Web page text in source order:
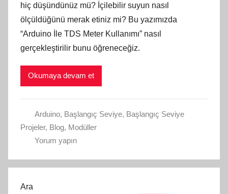
hiç düşündünüz mü? İçilebilir suyun nasıl
ölçüldüğünü merak etiniz mi? Bu yazımızda
“Arduino İle TDS Meter Kullanımı” nasıl
gerçekleştirilir bunu öğreneceğiz.
Okumaya devam et
Arduino, Başlangıç Seviye, Başlangıç Seviye
Projeler, Blog, Modüller
Yorum yapın
Ara